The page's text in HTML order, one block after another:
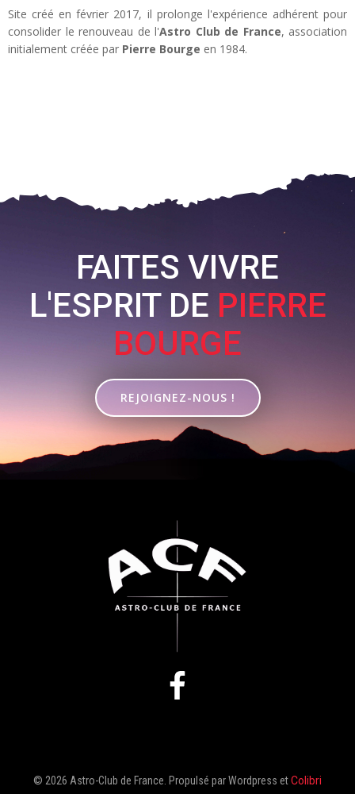
Site créé en février 2017, il prolonge l'expérience adhérent pour
consolider le renouveau de l'Astro Club de France, association
initialement créée par Pierre Bourge en 1984.
FAITES VIVRE
L'ESPRIT DE PIERRE
BOURGE
REJOIGNEZ-NOUS !
© 2026 Astro-Club de France. Propulsé par Wordpress etColibri